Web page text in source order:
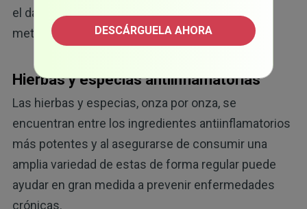
el daño causado por contaminantes químicos,
metales pesados y estrés físico.
Hierbas y especias antiinflamatorias
Las hierbas y especias, onza por onza, se
encuentran entre los ingredientes antiinflamatorios
más potentes y al asegurarse de consumir una
amplia variedad de estas de forma regular puede
ayudar en gran medida a prevenir enfermedades
crónicas.
DESCÁRGUELA AHORA